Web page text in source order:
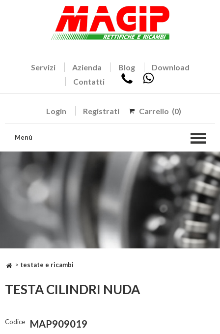
Servizi Azienda Blog
Download
Contatti
Login Registrati Carrello (0)
Menù
> testate e ricambi
TESTA CILINDRI NUDA
Codice MAP909019